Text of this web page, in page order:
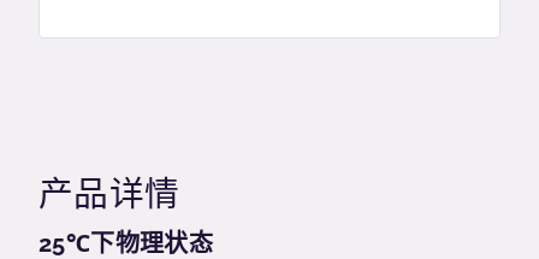
产品详情
25℃下物理状态